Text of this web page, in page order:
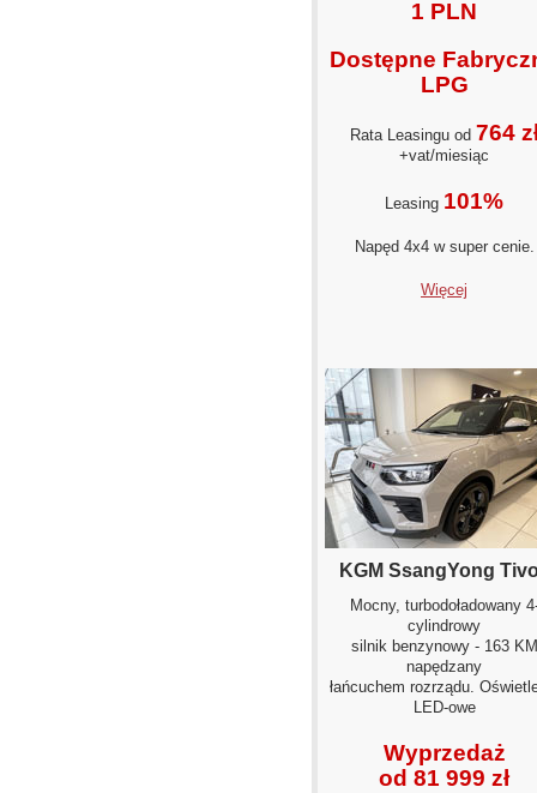
1 PLN
Dostępne
LPG
Rata Leasingu od 764
+vat/miesiąc
Leasing 101%
Napęd 4x4 w super cenie.
Więcej
KGM SsangYong
Mocny, turbodoładowany
cylindrowy
silnik benzynowy - 163 KM
napędzany
łańcuchem rozrządu.
LED-owe
Wyprzedaż
od 81 999 zł